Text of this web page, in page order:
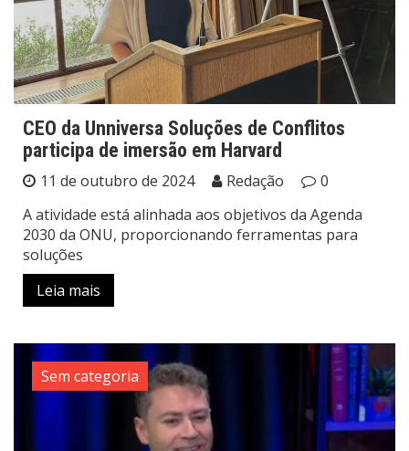
CEO da Unniversa Soluções de Conflitos
participa de imersão em Harvard
11 de outubro de 2024 Redação
0
A atividade está alinhada aos objetivos da Agenda
2030 da ONU, proporcionando ferramentas para
soluções
Leia mais
Sem categoria